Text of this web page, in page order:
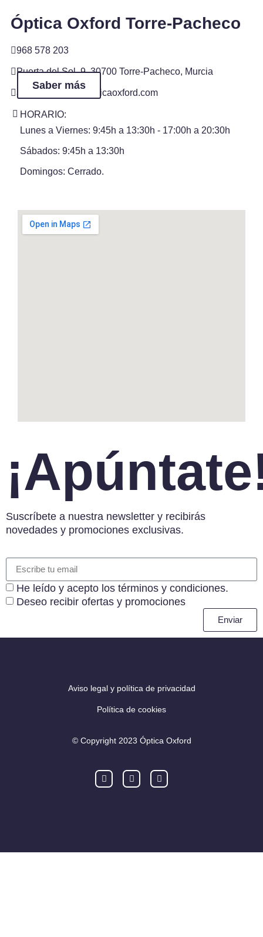
Saber más
Óptica Oxford Torre-Pacheco
968 578 203
Puerta del Sol, 9, 30700 Torre-Pacheco, Murcia
administracion@opticaoxford.com
HORARIO:
Lunes a Viernes: 9:45h a 13:30h - 17:00h a 20:30h
Sábados: 9:45h a 13:30h
Domingos: Cerrado.
Suscríbete a nuestra newsletter y recibirás
novedades y promociones exclusivas.
He leído y acepto los términos y condiciones.
Deseo recibir ofertas y promociones
Enviar
Aviso legal y política de privacidad
Política de cookies
© Copyright 2023 Óptica Oxford